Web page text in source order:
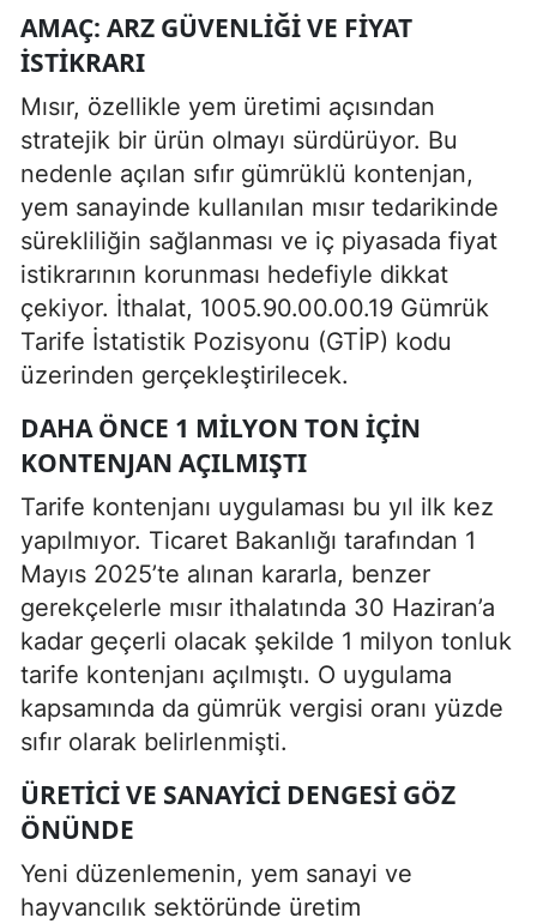
AMAÇ: ARZ GÜVENLIĞI VE FIYAT
İSTIKRARI
Mısır, özellikle yem üretimi açısından
stratejik bir ürün olmayı sürdürüyor. Bu
nedenle açılan sıfır gümrüklü kontenjan,
yem sanayinde kullanılan mısır tedarikinde
sürekliliğin sağlanması ve iç piyasada fiyat
istikrarının korunması hedefiyle dikkat
çekiyor. İthalat, 1005.90.00.00.19 Gümrük
Tarife İstatistik Pozisyonu (GTİP) kodu
üzerinden gerçekleştirilecek.
DAHA ÖNCE 1 MILYON TON İÇIN
KONTENJAN AÇILMIŞTI
Tarife kontenjanı uygulaması bu yıl ilk kez
yapılmıyor. Ticaret Bakanlığı tarafından 1
Mayıs 2025’te alınan kararla, benzer
gerekçelerle mısır ithalatında 30 Haziran’a
kadar geçerli olacak şekilde 1 milyon tonluk
tarife kontenjanı açılmıştı. O uygulama
kapsamında da gümrük vergisi oranı yüzde
sıfır olarak belirlenmişti.
ÜRETICI VE SANAYICI DENGESI GÖZ
ÖNÜNDE
Yeni düzenlemenin, yem sanayi ve
hayvancılık sektöründe üretim